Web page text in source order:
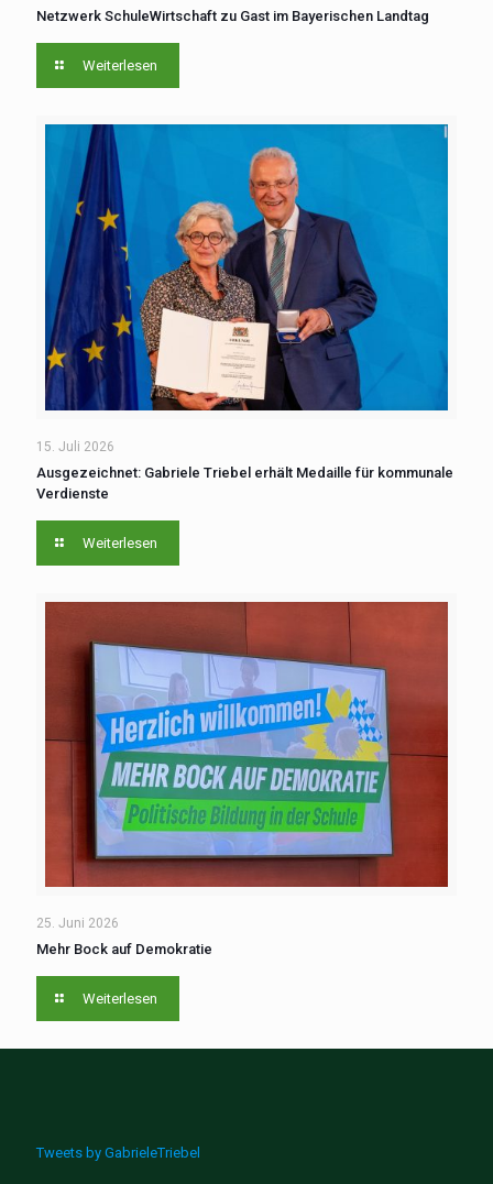
Netzwerk SchuleWirtschaft zu Gast im Bayerischen Landtag
Weiterlesen
15. Juli 2026
Ausgezeichnet: Gabriele Triebel erhält Medaille für kommunale
Verdienste
Weiterlesen
25. Juni 2026
Mehr Bock auf Demokratie
Weiterlesen
Tweets by GabrieleTriebel